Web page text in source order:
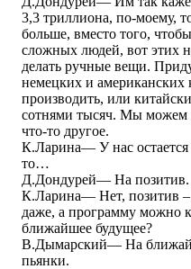
3,3 триллиона, по-моему,
больше, вместо того,
сложных людей, вот этих
делать ручные вещи.
немецких и американских
производить, или
сотнями тысяч. Мы можем
что-то другое.
К.Ларина― У нас
то…
Д.Дондурей― На позитив.
К.Ларина― Нет, позитив
даже, а программу можно
ближайшее будущее?
В.Дымарский― На
пьянки.